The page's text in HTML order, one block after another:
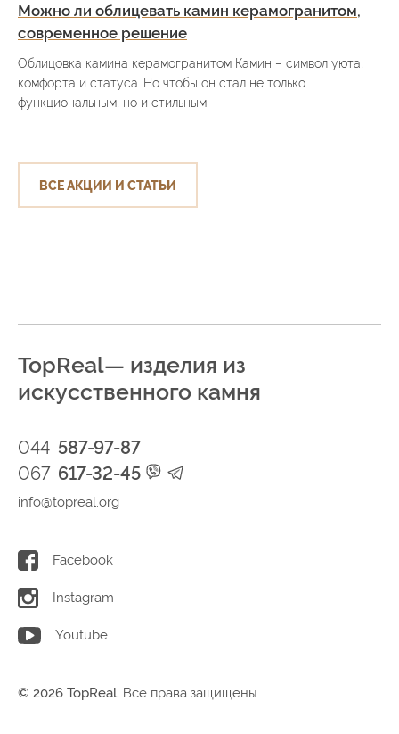
Можно ли облицевать камин керамогранитом,
современное решение
Облицовка камина керамогранитом Камин – символ уюта,
комфорта и статуса. Но чтобы он стал не только
функциональным, но и стильным
ВСЕ АКЦИИ И СТАТЬИ
TopReal— изделия из
искусственного камня
044 587-97-87
067 617-32-45
info@topreal.org
Facebook
Instagram
Youtube
© 2026 TopReal. Все права защищены